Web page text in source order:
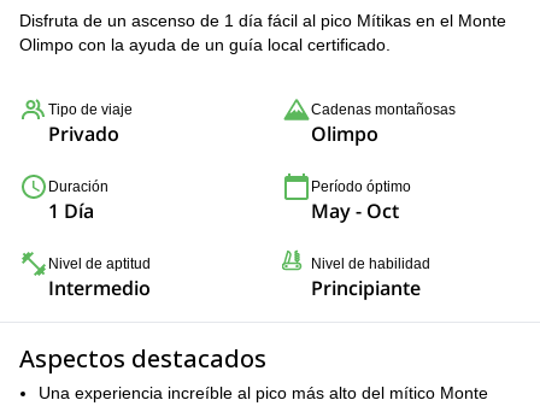
Disfruta de un ascenso de 1 día fácil al pico Mítikas en el Monte
Olimpo con la ayuda de un guía local certificado.
Tipo de viaje
Privado
Cadenas montañosas
Olimpo
Duración
1 Día
Período óptimo
May - Oct
Nivel de aptitud
Intermedio
Nivel de habilidad
Principiante
Aspectos destacados
Una experiencia increíble al pico más alto del mítico Monte